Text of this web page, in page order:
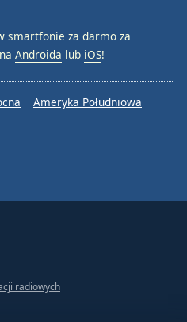
smartfonie za darmo za
Androida lub iOS!
Ameryka Południowa
radiowych